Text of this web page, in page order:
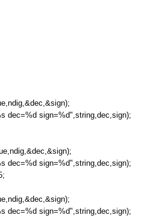
dec=%d sign=%d",string,dec,sign);
dec=%d sign=%d",string,dec,sign);
dec=%d sign=%d",string,dec,sign);